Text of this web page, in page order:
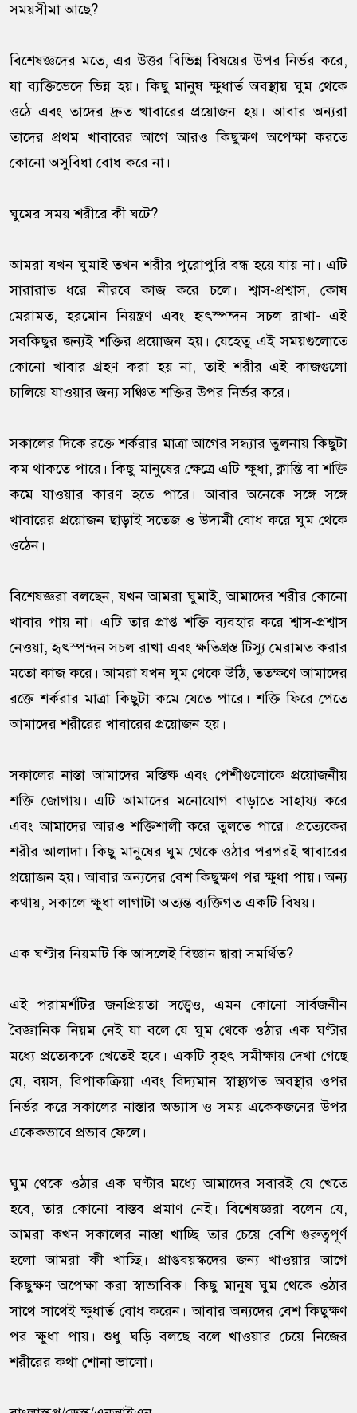
সময়সীমা আছে?
বিশেষজ্ঞদের মতে, এর উত্তর বিভিন্ন বিষয়ের উপর নির্ভর করে,
যা ব্যক্তিভেদে ভিন্ন হয়। কিছু মানুষ ক্ষুধার্ত অবস্থায় ঘুম থেকে
ওঠে এবং তাদের দ্রুত খাবারের প্রয়োজন হয়। আবার অন্যরা
তাদের প্রথম খাবারের আগে আরও কিছুক্ষণ অপেক্ষা করতে
কোনো অসুবিধা বোধ করে না।
ঘুমের সময় শরীরে কী ঘটে?
আমরা যখন ঘুমাই তখন শরীর পুরোপুরি বন্ধ হয়ে যায় না। এটি
সারারাত ধরে নীরবে কাজ করে চলে। শ্বাস-প্রশ্বাস, কোষ
মেরামত, হরমোন নিয়ন্ত্রণ এবং হৃৎস্পন্দন সচল রাখা- এই
সবকিছুর জন্যই শক্তির প্রয়োজন হয়। যেহেতু এই সময়গুলোতে
কোনো খাবার গ্রহণ করা হয় না, তাই শরীর এই কাজগুলো
চালিয়ে যাওয়ার জন্য সঞ্চিত শক্তির উপর নির্ভর করে।
সকালের দিকে রক্তে শর্করার মাত্রা আগের সন্ধ্যার তুলনায় কিছুটা
কম থাকতে পারে। কিছু মানুষের ক্ষেত্রে এটি ক্ষুধা, ক্লান্তি বা শক্তি
কমে যাওয়ার কারণ হতে পারে। আবার অনেকে সঙ্গে সঙ্গে
খাবারের প্রয়োজন ছাড়াই সতেজ ও উদ্যমী বোধ করে ঘুম থেকে
ওঠেন।
বিশেষজ্ঞরা বলছেন, যখন আমরা ঘুমাই, আমাদের শরীর কোনো
খাবার পায় না। এটি তার প্রাপ্ত শক্তি ব্যবহার করে শ্বাস-প্রশ্বাস
নেওয়া, হৃৎস্পন্দন সচল রাখা এবং ক্ষতিগ্রস্ত টিস্যু মেরামত করার
মতো কাজ করে। আমরা যখন ঘুম থেকে উঠি, ততক্ষণে আমাদের
রক্তে শর্করার মাত্রা কিছুটা কমে যেতে পারে। শক্তি ফিরে পেতে
আমাদের শরীরের খাবারের প্রয়োজন হয়।
সকালের নাস্তা আমাদের মস্তিষ্ক এবং পেশীগুলোকে প্রয়োজনীয়
শক্তি জোগায়। এটি আমাদের মনোযোগ বাড়াতে সাহায্য করে
এবং আমাদের আরও শক্তিশালী করে তুলতে পারে। প্রত্যেকের
শরীর আলাদা। কিছু মানুষের ঘুম থেকে ওঠার পরপরই খাবারের
প্রয়োজন হয়। আবার অন্যদের বেশ কিছুক্ষণ পর ক্ষুধা পায়। অন্য
কথায়, সকালে ক্ষুধা লাগাটা অত্যন্ত ব্যক্তিগত একটি বিষয়।
এক ঘণ্টার নিয়মটি কি আসলেই বিজ্ঞান দ্বারা সমর্থিত?
এই পরামর্শটির জনপ্রিয়তা সত্ত্বেও, এমন কোনো সার্বজনীন
বৈজ্ঞানিক নিয়ম নেই যা বলে যে ঘুম থেকে ওঠার এক ঘণ্টার
মধ্যে প্রত্যেককে খেতেই হবে। একটি বৃহৎ সমীক্ষায় দেখা গেছে
যে, বয়স, বিপাকক্রিয়া এবং বিদ্যমান স্বাস্থ্যগত অবস্থার ওপর
নির্ভর করে সকালের নাস্তার অভ্যাস ও সময় একেকজনের উপর
একেকভাবে প্রভাব ফেলে।
ঘুম থেকে ওঠার এক ঘণ্টার মধ্যে আমাদের সবারই যে খেতে
হবে, তার কোনো বাস্তব প্রমাণ নেই। বিশেষজ্ঞরা বলেন যে,
আমরা কখন সকালের নাস্তা খাচ্ছি তার চেয়ে বেশি গুরুত্বপূর্ণ
হলো আমরা কী খাচ্ছি। প্রাপ্তবয়স্কদের জন্য খাওয়ার আগে
কিছুক্ষণ অপেক্ষা করা স্বাভাবিক। কিছু মানুষ ঘুম থেকে ওঠার
সাথে সাথেই ক্ষুধার্ত বোধ করেন। আবার অন্যদের বেশ কিছুক্ষণ
পর ক্ষুধা পায়। শুধু ঘড়ি বলছে বলে খাওয়ার চেয়ে নিজের
শরীরের কথা শোনা ভালো।